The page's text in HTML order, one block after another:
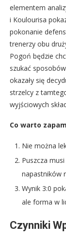
elementem
i Koulourisa
pokonanie
trenerzy obu
Pogoń będzie
szukać
okazały się
strzelcy z
wyjściowych
Co warto
Nie można
Puszcza
napastników
Wynik 3:0
ale forma w
Czynniki